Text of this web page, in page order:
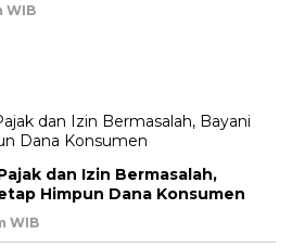
WIB
dan Izin Bermasalah,
Himpun Dana Konsumen
WIB